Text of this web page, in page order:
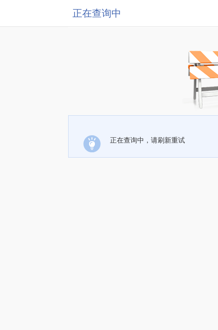
正在查询中
正在查询中，请刷新重试